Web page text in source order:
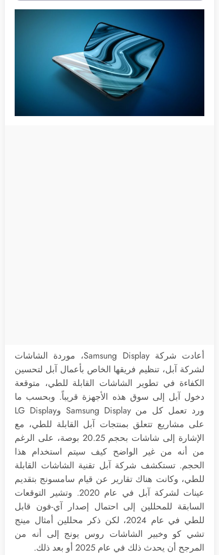
أعادت شركة Samsung Display، موردة الشاشات
لشركة آبل، تنظيم فريقها الخاص بأعمال آبل لتحسين
الكفاءة في تطوير الشاشات القابلة للطي، متوقعة
دخول آبل إلى سوق هذه الأجهزة قريباً. وبحسب ما
ورد تعمل كل من Samsung Display وLG Display
على مشاريع تتعلق بمنتجات آبل القابلة للطي، مع
الإشارة إلى شاشات بحجم 20.25 بوصة، على الرغم
من أنه من غير الواضح كيف سيتم استخدام هذا
الحجم. تستكشف شركة آبل تقنية الشاشات القابلة
للطي، وكانت هناك تقارير عن قيام سامسونج بتقديم
عينات لشركة آبل في عام 2020. وتشير التوقعات
السابقة للمحللين إلى احتمال إصدار آي-فون قابل
للطي في عام 2024، لكن ذكر محللين أمثال مينج
تشي كو وخبير الشاشات روس يونج إلى أنه من
المرجح أن يحدث ذلك في عام 2025 أو بعد ذلك.